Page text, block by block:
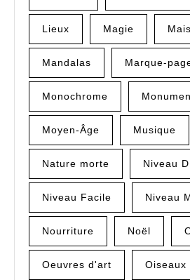
Lieux Magie
Mandalas Marque-
Monochrome
Moyen-Âge Musique
Nature morte Niveau
Niveau Facile Niveau
Nourriture Noël
Oeuvres d'art Oiseaux